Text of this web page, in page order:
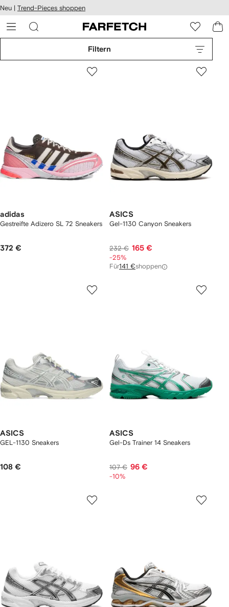
zum
Neu | Trend-Pieces shoppen
Filtern
adidas
Gestreifte Adizero SL 72 Sneakers
372 €
ASICS
Gel-1130 Canyon Sneakers
232 € 165 €
-25%
Für141 €shoppen
ASICS
GEL-1130 Sneakers
108 €
ASICS
Gel-Ds Trainer 14 Sneakers
107 € 96 €
-10%